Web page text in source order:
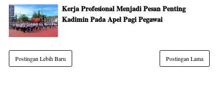
Kerja Profesional Menjadi Pesan Penting
Kadimin Pada Apel Pagi Pegawai
Postingan Lebih Baru Postingan Lama